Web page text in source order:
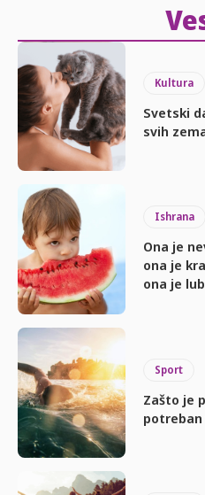
Kultura
Svetski
svih
Ishrana
Ona je
ona je
ona je
Sport
Zašto je